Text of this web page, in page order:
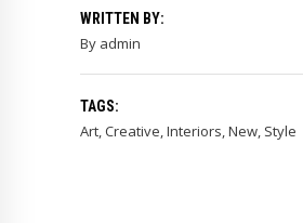
WRITTEN BY:
By admin
TAGS:
Art,Creative,Interiors,New, Style